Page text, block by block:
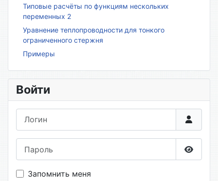
Типовые расчёты по функциям нескольких
переменных 2
Уравнение теплопроводности для тонкого
ограниченного стержня
Примеры
Войти
Запомнить меня